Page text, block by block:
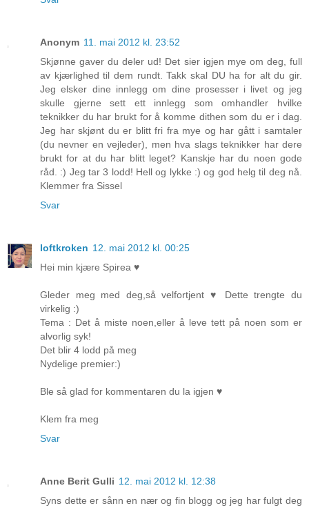
Anonym 11. mai 2012 kl. 23:52
Skjønne gaver du deler ud! Det sier igjen mye om deg, full
av kjærlighed til dem rundt. Takk skal DU ha for alt du gir.
Jeg elsker dine innlegg om dine prosesser i livet og jeg
skulle gjerne sett ett innlegg som omhandler hvilke
teknikker du har brukt for å komme dithen som du er i dag.
Jeg har skjønt du er blitt fri fra mye og har gått i samtaler
(du nevner en vejleder), men hva slags teknikker har dere
brukt for at du har blitt leget? Kanskje har du noen gode
råd. :) Jeg tar 3 lodd! Hell og lykke :) og god helg til deg nå.
Klemmer fra Sissel
Svar
loftkroken 12. mai 2012 kl. 00:25
Hei min kjære Spirea ♥
Gleder meg med deg,så velfortjent ♥ Dette trengte du
virkelig :)
Tema : Det å miste noen,eller å leve tett på noen som er
alvorlig syk!
Det blir 4 lodd på meg
Nydelige premier:)
Ble så glad for kommentaren du la igjen ♥
Klem fra meg
Svar
Anne Berit Gulli 12. mai 2012 kl. 12:38
Syns dette er sånn en nær og fin blogg og jeg har fulgt deg